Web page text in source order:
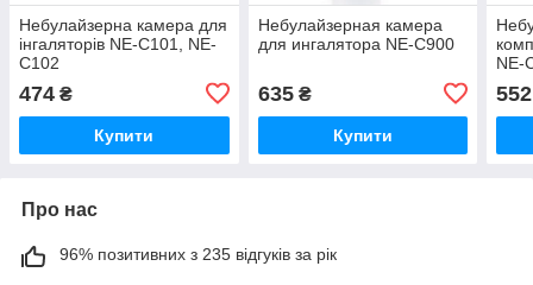
Небулайзерна камера для
інгаляторів NE-C101, NE-
C102
474 ₴
Купити
Небулайзерная камера
для ингалятора NE-C900
635₴
Купити
NE-
552
Про нас
96% позитивних з 235 відгуків за рік